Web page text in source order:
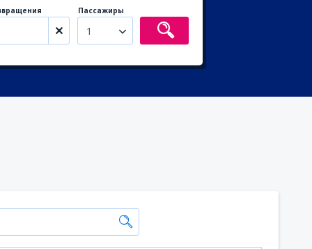
Пассажиры
1